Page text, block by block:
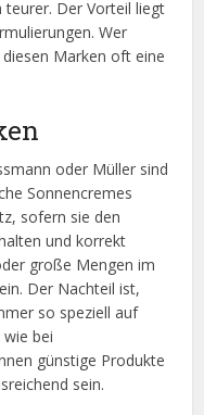
teurer. Der Vorteil liegt
Wer
Marken oft eine
oder Müller sind
Sonnencremes
sofern sie den
und korrekt
große Mengen im
Der Nachteil ist,
so speziell auf
bei
günstige Produkte
sein.